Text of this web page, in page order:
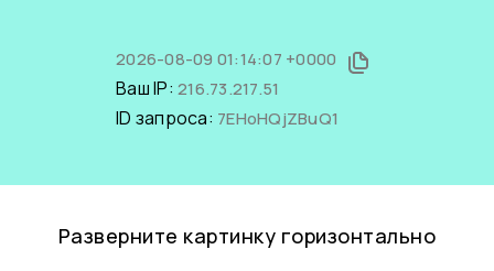
2026-08-09 01:14:07 +0000
Ваш IP: 216.73.217.51
ID запроса: 7EHoHQjZBuQ1
Разверните картинку горизонтально